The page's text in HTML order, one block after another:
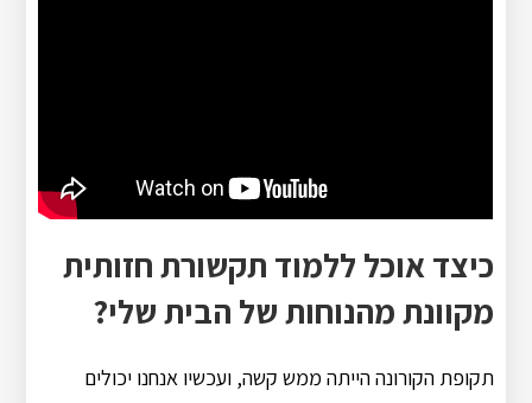
כיצד אוכל ללמוד תקשורת חזותית
מקוונת מהנוחות של הבית שלי?
תקופת הקורונה הייתה ממש קשה, ועכשיו אנחנו יכולים